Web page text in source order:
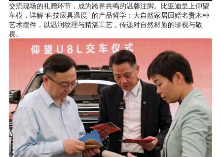
交流现场的礼赠环节，成为跨界共鸣的温馨注脚。比亚迪呈上仰望
车模，详解“科技应具温度” 的产品哲学；大自然家居回赠名贵木种
艺术摆件，以温润纹理与精湛工艺，传递对自然材质的珍视与敬
畏。